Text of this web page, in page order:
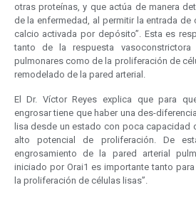
otras proteínas, y que actúa de manera
de la enfermedad, al permitir la entrada de
calcio activada por depósito”. Esta es
tanto de la respuesta
pulmonares como de la proliferación de
remodelado de la pared arterial.
El Dr. Víctor Reyes explica que para
engrosar tiene que haber una des-
lisa desde un estado con poca capacidad
alto potencial de proliferación. De
engrosamiento de la pared arterial
iniciado por Orai1 es importante tanto
la proliferación de células lisas”.